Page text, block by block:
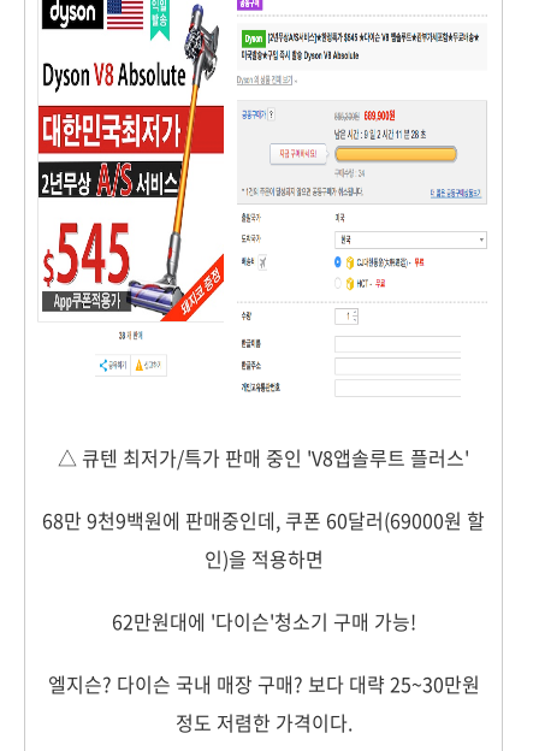
△ 큐텐 최저가/특가 판매 중인 'V8앱솔루트 플러스'
68만 9천9백원에 판매중인데, 쿠폰 60달러(69000원 할
인)을 적용하면
62만원대에 '다이슨'청소기 구매 가능!
엘지슨? 다이슨 국내 매장 구매? 보다 대략 25~30만원
정도 저렴한 가격이다.